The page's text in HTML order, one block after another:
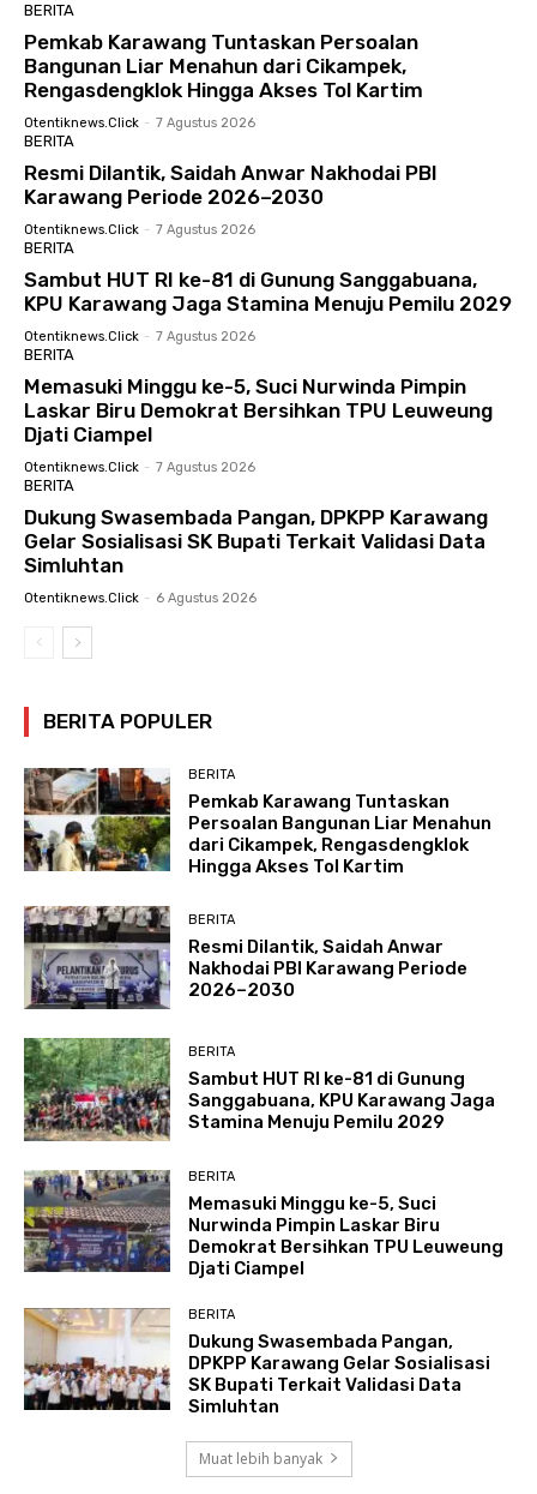
BERITA
Pemkab Karawang Tuntaskan Persoalan
Bangunan Liar Menahun dari Cikampek,
Rengasdengklok Hingga Akses Tol Kartim
Otentiknews.click - 7 Agustus 2026
BERITA
Resmi Dilantik, Saidah Anwar Nakhodai PBI
Karawang Periode 2026–2030
Otentiknews.click - 7 Agustus 2026
BERITA
Sambut HUT RI ke-81 di Gunung Sanggabuana,
KPU Karawang Jaga Stamina Menuju Pemilu 2029
Otentiknews.click - 7 Agustus 2026
BERITA
Memasuki Minggu ke-5, Suci Nurwinda Pimpin
Laskar Biru Demokrat Bersihkan TPU Leuweung
Djati Ciampel
Otentiknews.click - 7 Agustus 2026
BERITA
Dukung Swasembada Pangan, DPKPP Karawang
Gelar Sosialisasi SK Bupati Terkait Validasi Data
Simluhtan
Otentiknews.click - 6 Agustus 2026
BERITA POPULER
BERITA
Pemkab Karawang Tuntaskan
Persoalan Bangunan Liar Menahun
dari Cikampek, Rengasdengklok
Hingga Akses Tol Kartim
BERITA
Resmi Dilantik, Saidah Anwar
Nakhodai PBI Karawang Periode
2026–2030
BERITA
Sambut HUT RI ke-81 di Gunung
Sanggabuana, KPU Karawang Jaga
Stamina Menuju Pemilu 2029
BERITA
Memasuki Minggu ke-5, Suci
Nurwinda Pimpin Laskar Biru
Demokrat Bersihkan TPU Leuweung
Djati Ciampel
BERITA
Dukung Swasembada Pangan,
DPKPP Karawang Gelar Sosialisasi
SK Bupati Terkait Validasi Data
Simluhtan
Muat lebih banyak